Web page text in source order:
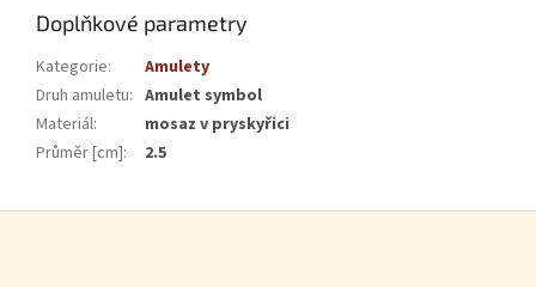
Doplňkové parametry
Kategorie:
Amulety
Druh amuletu: Amulet symbol
Materiál:
mosaz v pryskyřici
Průměr [cm]: 2.5